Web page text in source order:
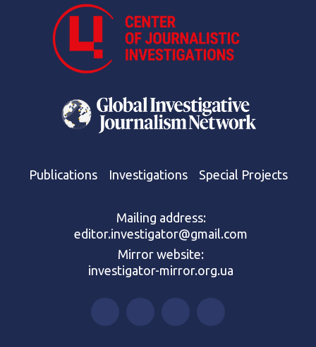
Publications Investigations Special Projects
Mailing address:
editor.investigator@gmail.com
Mirror website:
investigator-mirror.org.ua